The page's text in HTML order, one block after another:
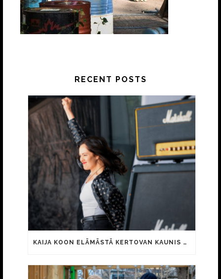
RECENT POSTS
KAIJA KOON ELÄMÄSTÄ KERTOVAN KAUNIS RIETAS ONNELLINEN -ELOKUVAN TRAILER JULKI